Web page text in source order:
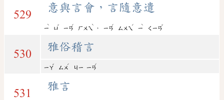
529
意與言會，言隨意遣
ㄧ
ˋ
ㄩ
ˇ
ㄧㄢ
ˊ
ㄏㄨㄟ
ˋ
， ㄧㄢ
ˊ
ㄙㄨㄟ
ˊ
ㄧ
ˋ
ㄑㄧㄢ
ˇ
530
雅俗稽言
ㄧㄚ
ˇ
ㄙㄨ
ˊ
ㄐㄧ ㄧㄢ
ˊ
531
雅言